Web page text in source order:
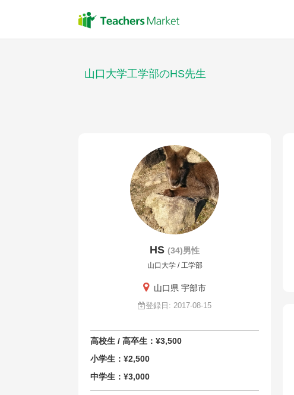
山口大学工学部のHS先生
HS (34)男性
山口大学 / 工学部
山口県 宇部市
登録日: 2017-08-15
高校生 / 高卒生：¥3,500
小学生：¥2,500
中学生：¥3,000